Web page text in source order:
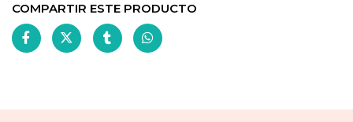
COMPARTIR ESTE PRODUCTO